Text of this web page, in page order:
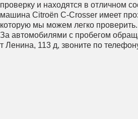
проверку и находятся в отличном
машина Citroën C-Crosser имеет
которую мы можем легко проверить.
За автомобилями с пробегом
т Ленина, 113 д, звоните по